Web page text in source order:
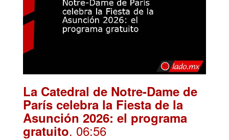
La Catedral de Notre-Dame de
París celebra la Fiesta de la
Asunción 2026: el programa
gratuito. 06:56